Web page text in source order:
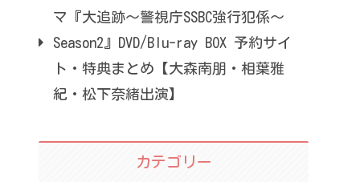
マ『大追跡～警視庁SSBC強行犯係～
Season2』DVD/Blu-ray BOX 予約サイ
ト・特典まとめ【大森南朋・相葉雅
紀・松下奈緒出演】
カテゴリー